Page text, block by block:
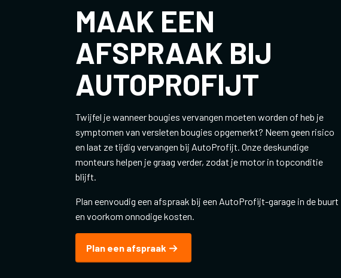
MAAK EEN
AFSPRAAK BIJ
AUTOPROFIJT
Twijfel je wanneer bougies vervangen moeten worden of heb je
symptomen van versleten bougies opgemerkt? Neem geen risico
en laat ze tijdig vervangen bij AutoProfijt. Onze deskundige
monteurs helpen je graag verder, zodat je motor in topconditie
blijft.
Plan eenvoudig een afspraak bij een AutoProfijt-garage in de buurt
en voorkom onnodige kosten.
Plan een afspraak